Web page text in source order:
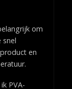
om
snel
en
PVA-